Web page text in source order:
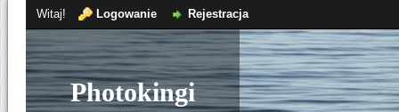
Witaj! Logowanie Rejestracja
Photokingi